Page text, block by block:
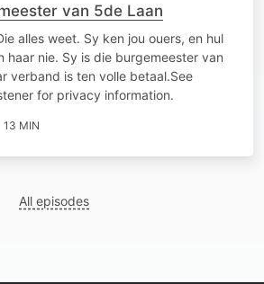
van 5de Laan
alles weet. Sy ken jou ouers, en hul
haar nie. Sy is die burgemeester van
verband is ten volle betaal.See
for privacy information.
13 MIN
All episodes